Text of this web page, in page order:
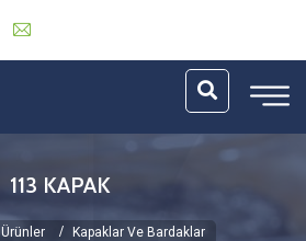
113 KAPAK
Ürünler Kapaklar Ve Bardaklar